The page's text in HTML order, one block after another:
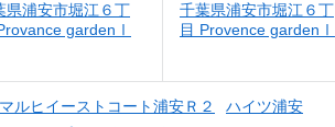
県浦安市堀江６丁
gardenⅠ
千葉県浦安市堀江６丁
目 Provence gardenⅠ
マルヒイーストコート浦安Ｒ２
ハイツ浦安